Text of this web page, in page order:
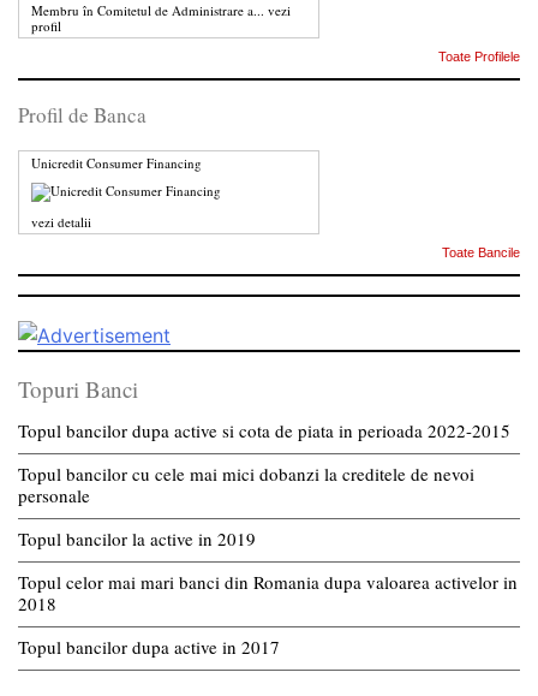
Membru în Comitetul de Administrare a... vezi
profil
Toate Profilele
Profil de Banca
Unicredit Consumer Financing
vezi detalii
Toate Bancile
Topuri Banci
Topul bancilor dupa active si cota de piata in perioada 2022-2015
Topul bancilor cu cele mai mici dobanzi la creditele de nevoi
personale
Topul bancilor la active in 2019
Topul celor mai mari banci din Romania dupa valoarea activelor in
2018
Topul bancilor dupa active in 2017